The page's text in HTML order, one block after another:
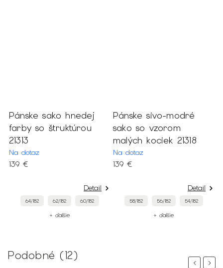
Pánske sako hnedej
farby so štruktúrou
21313
Na dotaz
139 €
Detail
64/182 62/182 60/182
+ ďalšie
Pánske sivo-modré
sako so vzorom
malých kociek 21318
Na dotaz
139 €
Detail
58/182 56/182 54/182
+ ďalšie
Podobné (12)
PreviousNext